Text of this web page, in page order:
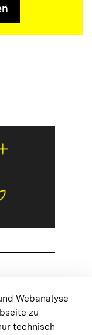
Webanalyse
zu
technisch